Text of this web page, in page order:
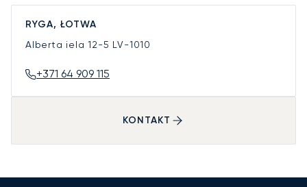
RYGA, ŁOTWA
Alberta iela 12-5 LV-1010
+371 64 909 115
KONTAKT